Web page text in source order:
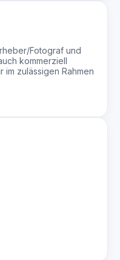
Fotograf und
kommerziell
zulässigen Rahmen